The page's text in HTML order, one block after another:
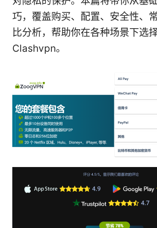
巧，覆盖购买、配置、安全性、
比分析，帮助你在各种场景下选
Clashvpn。